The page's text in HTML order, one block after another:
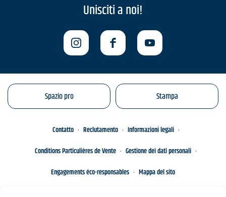
Unisciti a noi!
Spazio pro Stampa
Contatto Reclutamento
Informazioni legali
Conditions Particulières de Vente
Gestione dei dati personali
Engagements éco-responsables
Mappa del sito